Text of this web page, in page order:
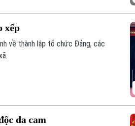
xếp
về thành lập tổ chức Đảng, các
da cam